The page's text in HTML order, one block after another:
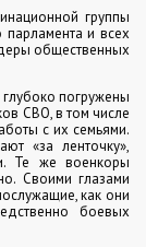
группы
и всех
общественных
погружены
СВО, в том числе
с их семьями.
«за ленточку»,
Те же военкоры
Своими глазами
как они
боевых